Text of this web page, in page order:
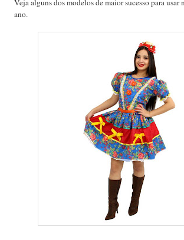
Veja alguns dos modelos de maior sucesso para usar
ano.